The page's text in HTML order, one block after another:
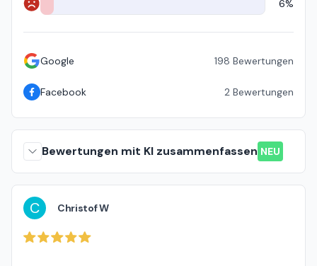
Negativ 6%
Google 198 Bewertungen
Facebook 2 Bewertungen
Bewertungen mit KI zusammenfassen NEU
C Christof W